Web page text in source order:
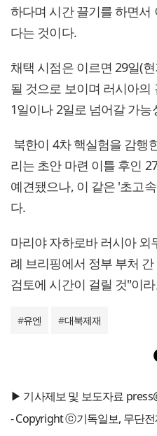
하다며 시간 끌기를 하면서
다는 것이다.
채택 시점은 이르면 29일(
될 것으로 보이며 러시아의
1일이나 2일로 넘어갈 가능
북한이 4차 핵실험을 감행
리는 초안 마련 이틀 후인
예견됐으나, 이 같은 '초고
다.
마리야 자하로바 러시아 외
례 브리핑에서 정부 부처
검토에 시간이 걸릴 것"이
#유엔 #대북제재
▶ 기사제보 및 보도자료
- Copyright ⓒ기독일보, 무단전